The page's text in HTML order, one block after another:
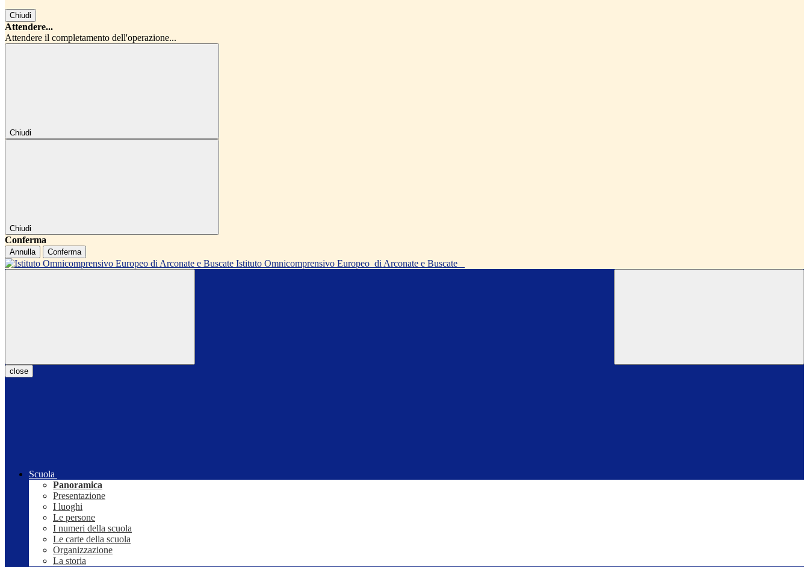
Chiudi
Attendere...
Attendere il completamento dell'operazione...
Chiudi
Chiudi
Conferma
Annulla Conferma
Istituto Omnicomprensivo Europeo di Arconate e Buscate
close
Scuola
Panoramica
Presentazione
I luoghi
Le persone
I numeri della scuola
Le carte della scuola
Organizzazione
La storia